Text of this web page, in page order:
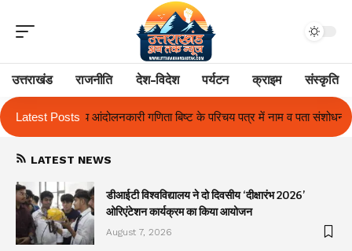
उत्तराखंड राजनीति देश-विदेश पर्यटन क्राइम संस्कृति
Latest Posts
बिष्ट के परिचय पत्र में नाम व पता संशोधन का प्रकरण का हुआ समाधान
LATEST NEWS
डीआईटी विश्वविद्यालय ने दो दिवसीय ‘दीक्षारंभ 2026’
ओरिएंटेशन कार्यक्रम का किया आयोजन
August 7, 2026